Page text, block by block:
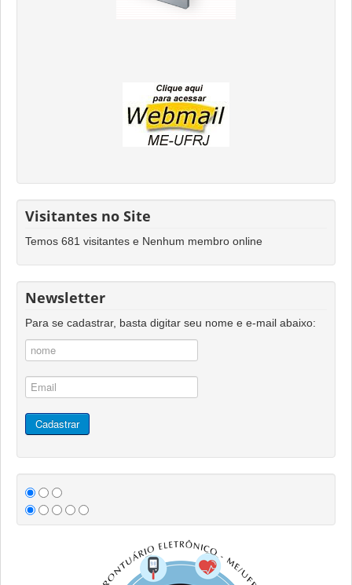
Visitantes no Site
Temos 681 visitantes e Nenhum membro online
Newsletter
Para se cadastrar, basta digitar seu nome e e-mail abaixo: